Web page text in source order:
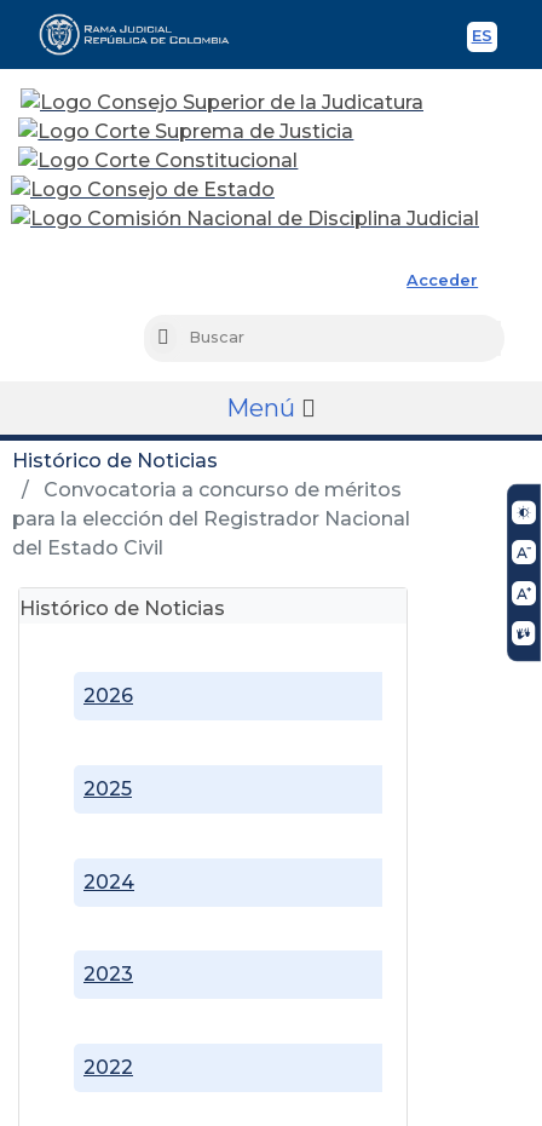
ES
Acceder
Buscar
Menú
Histórico de Noticias
Convocatoria a concurso de méritos
para la elección del Registrador Nacional
del Estado Civil
Histórico de Noticias
2022
2023
2024
2025
2026